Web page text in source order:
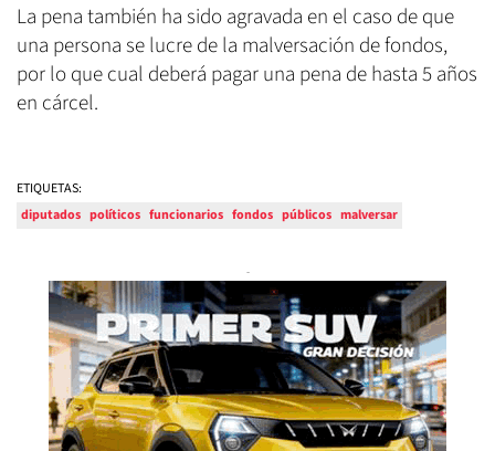
La pena también ha sido agravada en el caso de que
una persona se lucre de la malversación de fondos,
por lo que cual deberá pagar una pena de hasta 5 años
en cárcel.
ETIQUETAS:
diputados políticos funcionarios fondos públicos malversar